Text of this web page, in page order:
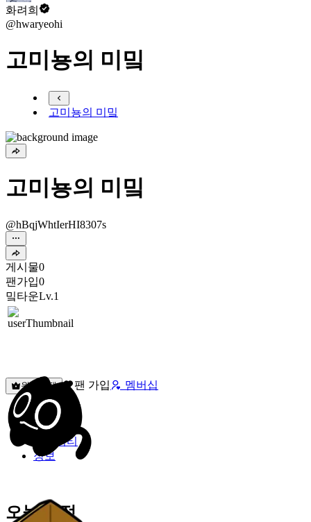
화려희
@hwaryeohi
고미뇽의 미밐
고미뇽의 미밐
고미뇽의 미밐
@hBqjWhtIerHI8307s
게시물0
팬가입0
밐타운Lv.1
원픽선택 팬 가입 멤버십
밐타운
피드
커뮤니티
정보
오늘 일정